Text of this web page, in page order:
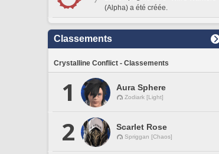
(Alpha) a été créée.
Classements
Crystalline Conflict - Classements
1 Aura Sphere
Zodiark [Light]
2 Scarlet Rose
Spriggan [Chaos]